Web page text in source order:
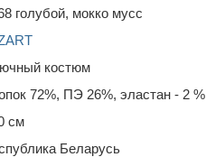
голубой, мокко мусс
костюм
72%, ПЭ 26%, эластан - 2 %
см
Беларусь